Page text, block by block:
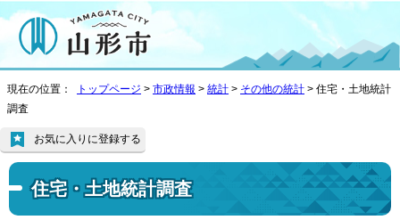
現在の位置： トップページ > 市政情報 > 統計 > その他の統計 > 住宅・土地統計
調査
住宅・土地統計調査
お気に入りに登録する